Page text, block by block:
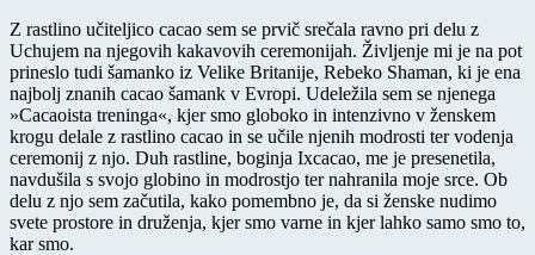
Z rastlino učiteljico cacao sem se prvič srečala ravno pri delu z
Uchujem na njegovih kakavovih ceremonijah. Življenje mi je na pot
prineslo tudi šamanko iz Velike Britanije, Rebeko Shaman, ki je ena
najbolj znanih cacao šamank v Evropi. Udeležila sem se njenega
»Cacaoista treninga«, kjer smo globoko in intenzivno v ženskem
krogu delale z rastlino cacao in se učile njenih modrosti ter vodenja
ceremonij z njo. Duh rastline, boginja Ixcacao, me je presenetila,
navdušila s svojo globino in modrostjo ter nahranila moje srce. Ob
delu z njo sem začutila, kako pomembno je, da si ženske nudimo
svete prostore in druženja, kjer smo varne in kjer lahko samo smo to,
kar smo.